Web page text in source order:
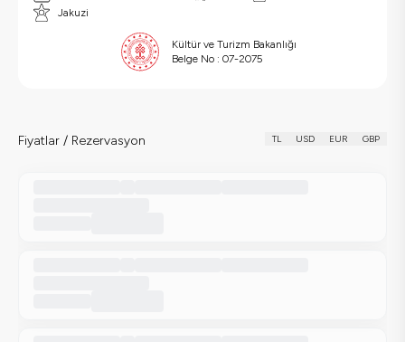
Jakuzi
Kültür ve Turizm Bakanlığı
Belge No : 07-2075
Fiyatlar / Rezervasyon TL USD EUR GBP